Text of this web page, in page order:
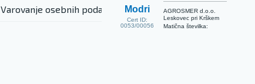
Varovanje osebnih podatkov Modri
Cert ID:
0053/00056
AGROSMER d.o.o.
Leskovec pri Krškem
Matična številka: